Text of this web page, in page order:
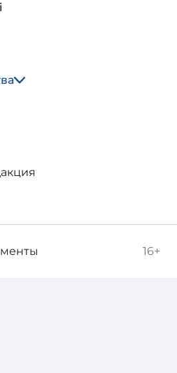
16+